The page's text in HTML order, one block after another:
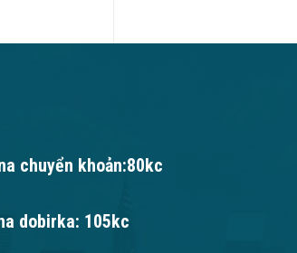
chuyển khoản:80kc
dobirka: 105kc